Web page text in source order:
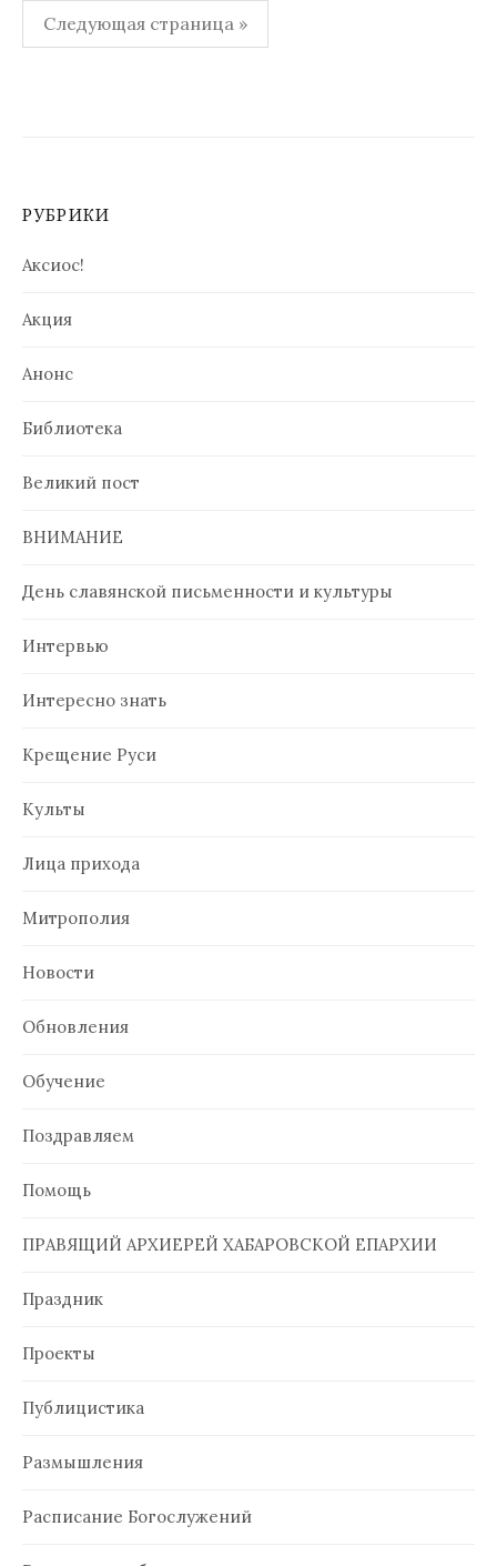
Навигация
по
Следующая страница »
РУБРИКИ
Аксиос!
Акция
Анонс
Библиотека
Великий пост
ВНИМАНИЕ
День славянской письменности и культуры
Интервью
Интересно знать
Крещение Руси
Культы
Лица прихода
Митрополия
Новости
Обновления
Обучение
Поздравляем
Помощь
ПРАВЯЩИЙ АРХИЕРЕЙ ХАБАРОВСКОЙ ЕПАРХИИ
Праздник
Проекты
Публицистика
Размышления
Расписание Богослужений